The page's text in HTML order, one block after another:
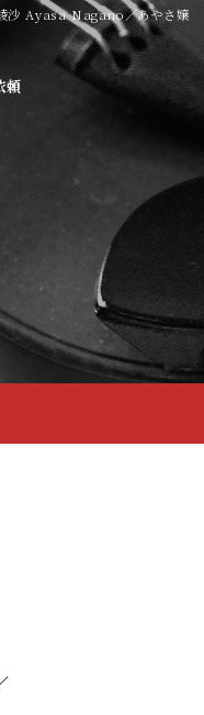
頼
沙 Ayasa Nagano／あやさ嬢